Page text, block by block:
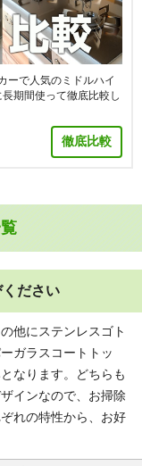
ーで人気のミドルハイ
期間使って徹底比較し
徹底比較
ださい
他にステンレスゴト
ガラスコートトッ
なります。どちらも
インなので、お掃除
れの特性から、お好